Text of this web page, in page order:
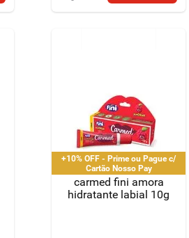
+10% OFF - Prime ou Pague c/
Cartão Nosso Pay
carmed fini amora
hidratante labial 10g